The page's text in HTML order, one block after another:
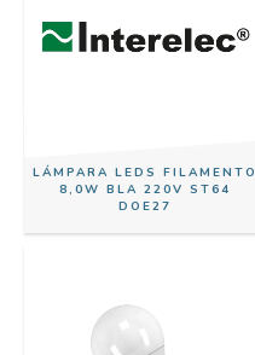
LÁMPARA LEDS FILAMENTO
8,0W BLA 220V ST64
DOE27